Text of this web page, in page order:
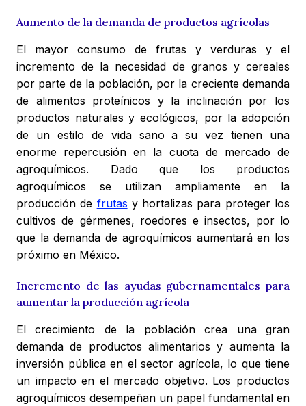
Aumento de la demanda de productos agrícolas
El mayor consumo de frutas y verduras y el
incremento de la necesidad de granos y cereales
por parte de la población, por la creciente demanda
de alimentos proteínicos y la inclinación por los
productos naturales y ecológicos, por la adopción
de un estilo de vida sano a su vez tienen una
enorme repercusión en la cuota de mercado de
agroquímicos. Dado que los productos
agroquímicos se utilizan ampliamente en la
producción de frutas y hortalizas para proteger los
cultivos de gérmenes, roedores e insectos, por lo
que la demanda de agroquímicos aumentará en los
próximo en México.
Incremento de las ayudas gubernamentales para
aumentar la producción agrícola
El crecimiento de la población crea una gran
demanda de productos alimentarios y aumenta la
inversión pública en el sector agrícola, lo que tiene
un impacto en el mercado objetivo. Los productos
agroquímicos desempeñan un papel fundamental en